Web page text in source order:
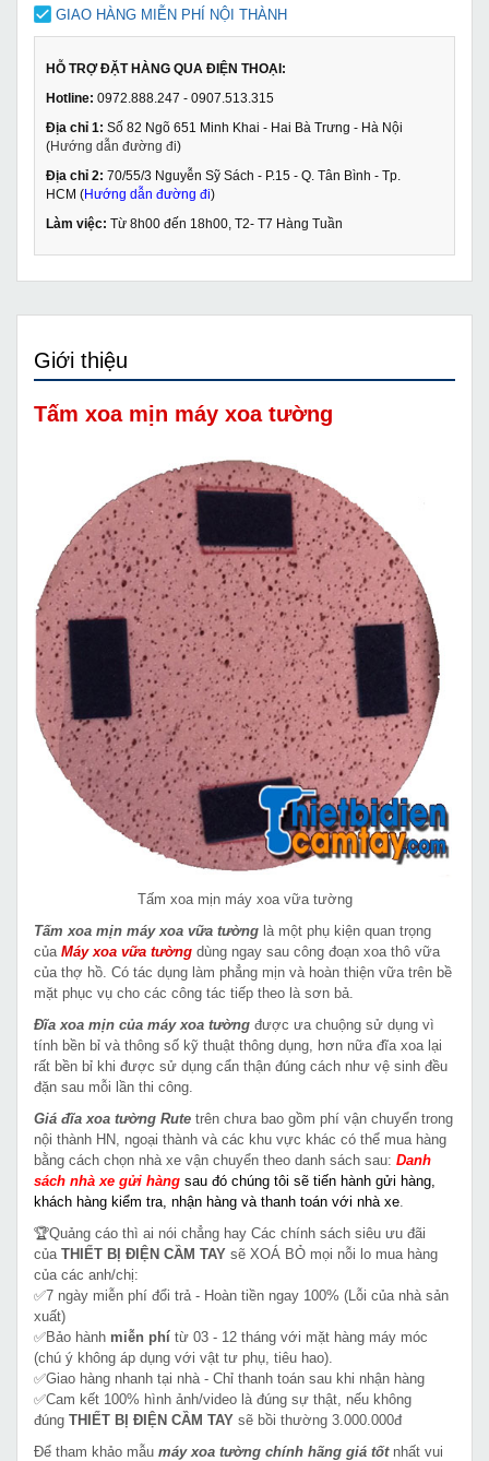
GIAO HÀNG MIỄN PHÍ NỘI THÀNH
HỖ TRỢ ĐẶT HÀNG QUA ĐIỆN THOẠI:
Hotline: 0972.888.247 - 0907.513.315
Địa chỉ 1: Số 82 Ngõ 651 Minh Khai - Hai Bà Trưng - Hà Nội
(Hướng dẫn đường đi)
Địa chỉ 2: 70/55/3 Nguyễn Sỹ Sách - P.15 - Q. Tân Bình - Tp.
HCM (Hướng dẫn đường đi)
Làm việc: Từ 8h00 đến 18h00, T2- T7 Hàng Tuần
Giới thiệu
Tấm xoa mịn máy xoa tường
Tấm xoa mịn máy xoa vữa tường
Tấm xoa mịn máy xoa vữa tường là một phụ kiện quan trọng
của Máy xoa vữa tường dùng ngay sau công đoạn xoa thô vữa
của thợ hồ. Có tác dụng làm phẳng mịn và hoàn thiện vữa trên bề
mặt phục vụ cho các công tác tiếp theo là sơn bả.
Đĩa xoa mịn của máy xoa tường được ưa chuộng sử dụng vì
tính bền bỉ và thông số kỹ thuật thông dụng, hơn nữa đĩa xoa lại
rất bền bỉ khi được sử dụng cẩn thận đúng cách như vệ sinh đều
đặn sau mỗi lần thi công.
Giá đĩa xoa tường Rute trên chưa bao gồm phí vận chuyển trong
nội thành HN, ngoại thành và các khu vực khác có thể mua hàng
bằng cách chọn nhà xe vận chuyển theo danh sách sau: Danh
sách nhà xe gửi hàng sau đó chúng tôi sẽ tiến hành gửi hàng,
khách hàng kiểm tra, nhận hàng và thanh toán với nhà xe
🏆Quảng cáo thì ai nói chẳng hay Các chính sách siêu ưu đãi
của THIẾT BỊ ĐIỆN CẦM TAY sẽ XOÁ BỎ mọi nỗi lo mua hàng
của các anh/chị:
✅7 ngày miễn phí đổi trả - Hoàn tiền ngay 100% (Lỗi của nhà sản
xuất)
✅Bảo hành miễn phí từ 03 - 12 tháng với mặt hàng máy móc
(chú ý không áp dụng với vật tư phụ, tiêu hao).
✅Giao hàng nhanh tại nhà - Chỉ thanh toán sau khi nhận hàng
✅Cam kết 100% hình ảnh/video là đúng sự thật, nếu không
đúng THIẾT BỊ ĐIỆN CẦM TAY sẽ bồi thường 3.000.000đ
Để tham khảo mẫu máy xoa tường chính hãng giá tốtnhất vui